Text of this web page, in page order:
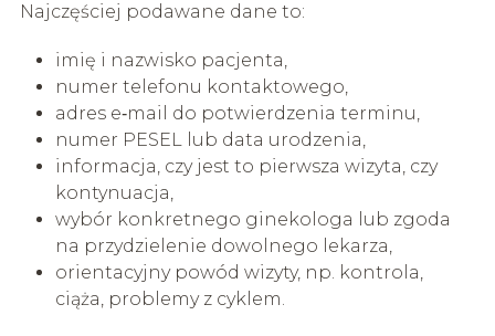
Najczęściej podawane dane to:
imię i nazwisko pacjenta,
numer telefonu kontaktowego,
adres e‑mail do potwierdzenia terminu,
numer PESEL lub data urodzenia,
informacja, czy jest to pierwsza wizyta, czy
kontynuacja,
wybór konkretnego ginekologa lub zgoda
na przydzielenie dowolnego lekarza,
orientacyjny powód wizyty, np. kontrola,
ciąża, problemy z cyklem.